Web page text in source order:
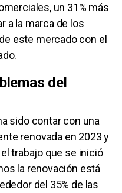
un 31% más
a la marca de los
este mercado con el
del
sido contar con una
renovada en 2023 y
trabajo que se inició
la renovación está
del 35% de las